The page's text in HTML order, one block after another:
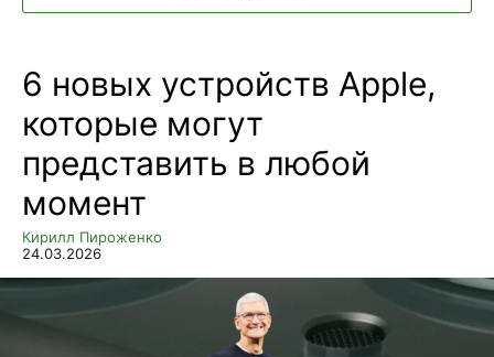
6 новых устройств Apple,
которые могут
представить в любой
момент
Кирилл Пироженко
24.03.2026